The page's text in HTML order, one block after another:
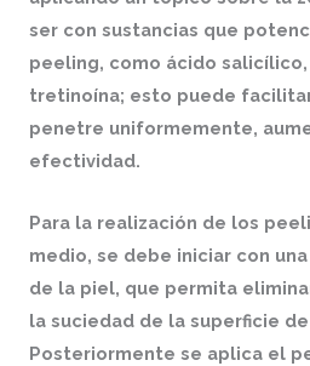
ser con sustancias que
peeling, como ácido
tretinoína; esto puede
penetre uniformemente,
efectividad.
Para la realización de los
medio, se debe iniciar con
de la piel, que permita
la suciedad de la superficie
Posteriormente se aplica el